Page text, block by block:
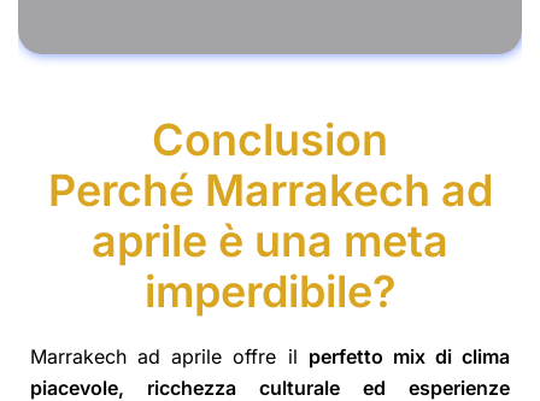
Conclusion
Perché Marrakech ad
aprile è una meta
imperdibile?
Marrakech ad aprile offre il perfetto mix di clima
piacevole, ricchezza culturale ed esperienze